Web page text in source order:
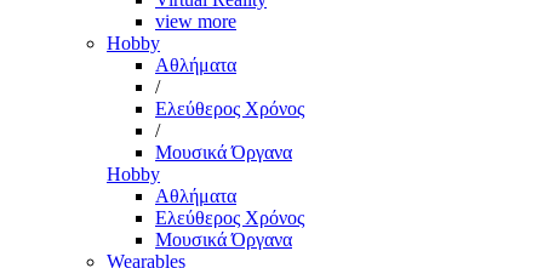
view more
Hobby
Αθλήματα
/
Ελεύθερος Χρόνος
/
Μουσικά Όργανα
Hobby
Αθλήματα
Ελεύθερος Χρόνος
Μουσικά Όργανα
Wearables